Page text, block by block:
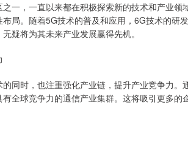
一，一直以来都在积极探索新的技术和产业
局。随着5G技术的普及和应用，6G技术的研
疑将为其未来产业发展赢得先机。
同时，也注重强化产业链，提升产业竞争力
全球竞争力的通信产业集群。这将吸引更多